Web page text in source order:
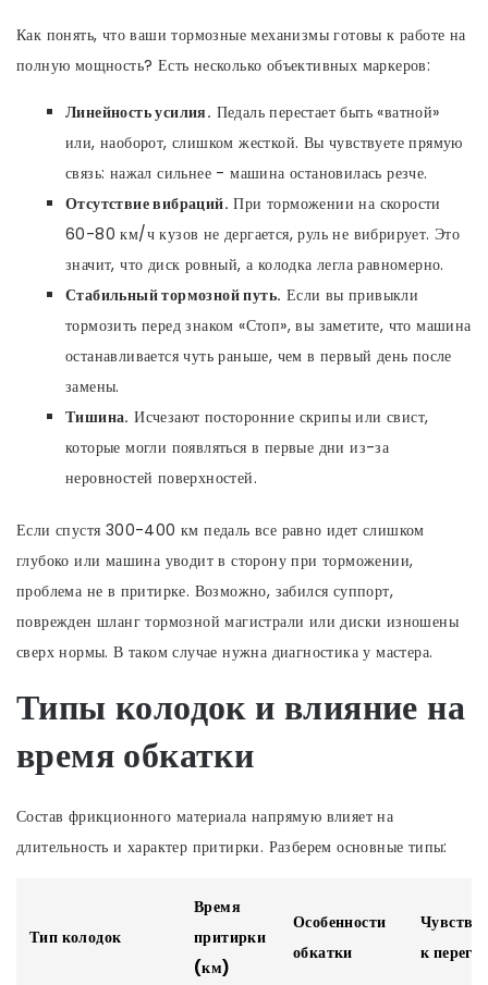
Как понять, что вашитормозные механизмы готовы к работе на
полную мощность? Есть несколько объективных маркеров:
Линейность усилия. Педаль перестает быть «ватной»
или, наоборот, слишком жесткой. Вы чувствуете прямую
связь: нажал сильнее - машина остановилась резче.
Отсутствие вибраций. При торможении на скорости
60-80 км/ч кузов не дергается, руль не вибрирует. Это
значит, что диск ровный, а колодка легла равномерно.
Стабильный тормозной путь. Если вы привыкли
тормозить перед знаком «Стоп», вы заметите, что машина
останавливается чуть раньше, чем в первый день после
замены.
Тишина. Исчезают посторонние скрипы или свист,
которые могли появляться в первые дни из-за
неровностей поверхностей.
Если спустя 300-400 км педаль все равно идет слишком
глубоко или машина уводит в сторону при торможении,
проблема не в притирке. Возможно, забился суппорт,
поврежден шланг тормозной магистрали или диски изношены
сверх нормы. В таком случае нужна диагностика у мастера.
Типы колодок и влияние на
время обкатки
Состав фрикционного материала напрямую влияет на
длительность и характер притирки. Разберем основные типы:
Тип колодок
Время
притирки
(км)
Особенности
обкатки
к